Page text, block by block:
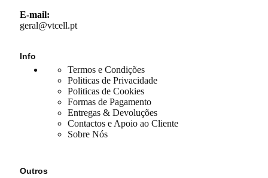
E-mail:
geral@vtcell.pt
Info
Termos e Condições
Politicas de Privacidade
Politicas de Cookies
Formas de Pagamento
Entregas & Devoluções
Contactos e Apoio ao Cliente
Sobre Nós
Outros